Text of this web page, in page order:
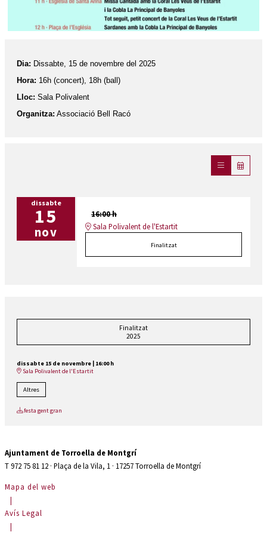
Dia: Dissabte, 15 de novembre del 2025
Hora: 16h (concert), 18h (ball)
Lloc: Sala Polivalent
Organitza: Associació Bell Racó
dissabte
15
nov
16:00 h
Sala Polivalent de l'Estartit
Finalitzat
Finalitzat
2025
dissabte 15 de novembre | 16:00 h
Sala Polivalent de l'Estartit
Altres
festa gent gran
Ajuntament de Torroella de Montgrí
T 972 75 81 12 · Plaça de la Vila, 1 · 17257 Torroella de Montgrí
Mapa del web
|
Avís Legal
|